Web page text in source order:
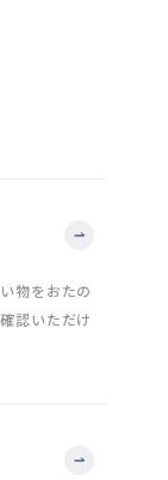
物をおたの
認いただけ